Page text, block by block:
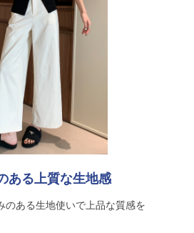
ある上質な生地感
のある生地使いで上品な質感を